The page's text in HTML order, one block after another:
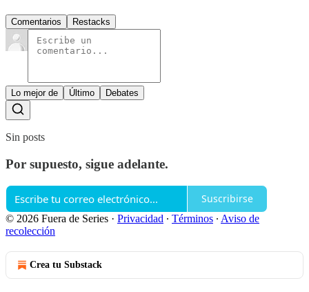
Comentarios Restacks
Lo mejor de Último Debates
Sin posts
Por supuesto, sigue adelante.
Suscribirse
© 2026 Fuera de Series · Privacidad ∙ Términos ∙ Aviso de
recolección
Crea tu Substack